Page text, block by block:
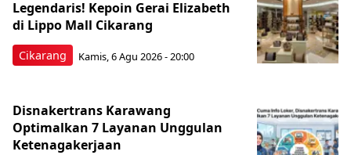
Cikarang
Legendaris! Kepoin Gerai Elizabeth
di Lippo Mall Cikarang
Kamis, 6 Agu 2026 - 20:00
Disnakertrans Karawang
Optimalkan 7 Layanan Unggulan
Ketenagakerjaan